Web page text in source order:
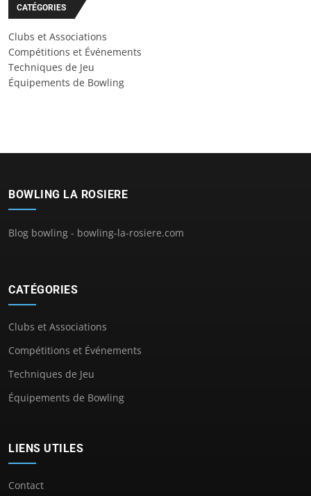
CATÉGORIES
Clubs et Associations
Compétitions et Événements
Techniques de Jeu
Équipements de Bowling
BOWLING LA ROSIERE
Blog bowling - bowling-la-rosiere.com
CATÉGORIES
Clubs et Associations
Compétitions et Événements
Techniques de Jeu
Équipements de Bowling
LIENS UTILES
Contact